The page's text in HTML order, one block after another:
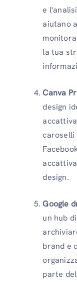
e
aiutano
la tua
Canva
design
caroselli
design.
Google
un hub
brand e
parte